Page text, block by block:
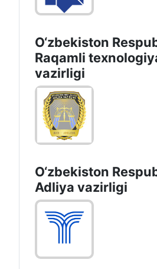
O‘zbekiston
Raqamli
vazirligi
O‘zbekiston
Adliya vazirligi